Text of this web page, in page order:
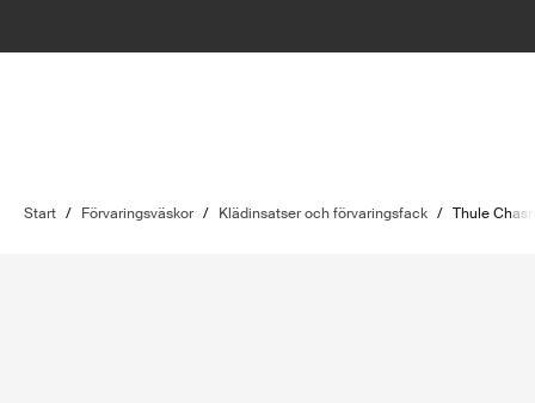
Start / Förvaringsväskor / Klädinsatser och förvaringsfack / Thule